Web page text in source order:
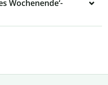
Wochenende‘-